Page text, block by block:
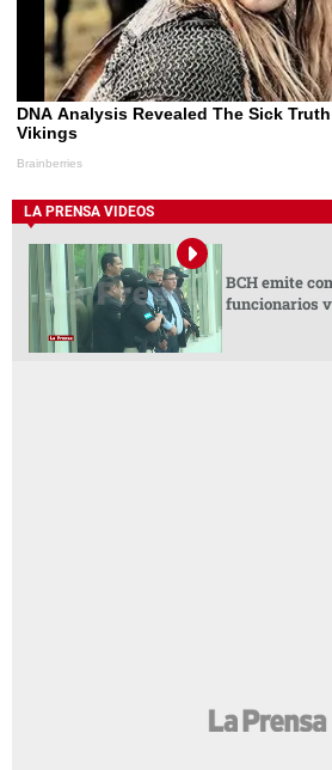
LA PRENSA VIDEOS
BCH emite
funcionarios